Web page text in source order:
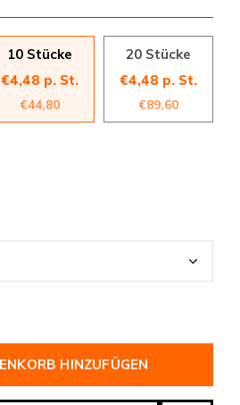
10 Stücke
€4,48 p. St.
€44,80
20 Stücke
€4,48 p. St.
€89,60
HINZUFÜGEN